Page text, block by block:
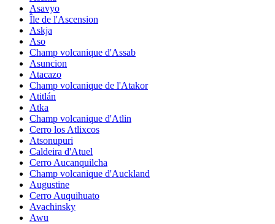
Asavyo
Île de l'Ascension
Askja
Aso
Champ volcanique d'Assab
Asuncion
Atacazo
Champ volcanique de l'Atakor
Atitlán
Atka
Champ volcanique d'Atlin
Cerro los Atlixcos
Atsonupuri
Caldeira d'Atuel
Cerro Aucanquilcha
Champ volcanique d'Auckland
Augustine
Cerro Auquihuato
Avachinsky
Awu